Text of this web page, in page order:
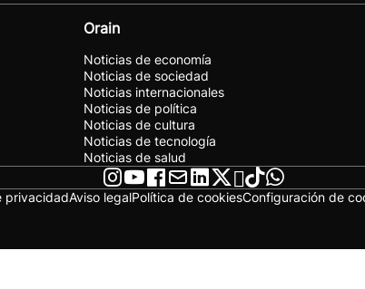
Orain
Noticias de economía
Noticias de sociedad
Noticias internacionales
Noticias de política
Noticias de cultura
Noticias de tecnología
Noticias de salud
privacidadAviso legalPolítica de cookiesConfiguración de